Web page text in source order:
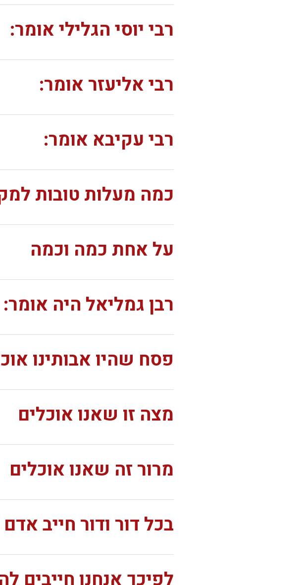
רבי יוסי הגלילי אומר:
רבי אליעזר אומר:
רבי עקיבא אומר:
כמה מעלות טובות
על אחת כמה וכמה
רבן גמליאל היה אומר:
פסח שהיו אבותינו
מצה זו שאנו אוכלים
מרור זה שאנו אוכלים
בכל דור ודור חייב